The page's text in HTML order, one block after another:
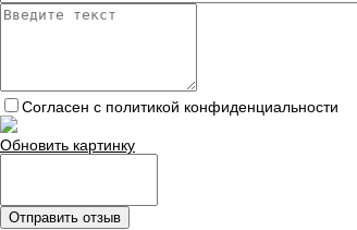
Согласен с политикой конфиденциальности
Обновить картинку
Отправить отзыв